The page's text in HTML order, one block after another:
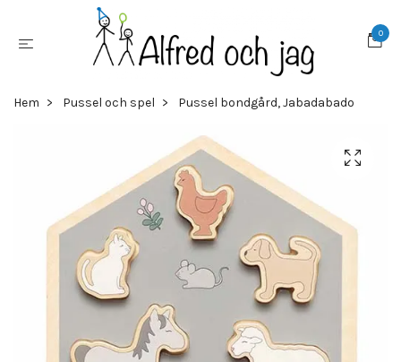
0
Hem Pussel och spel Pussel bondgård, Jabadabado